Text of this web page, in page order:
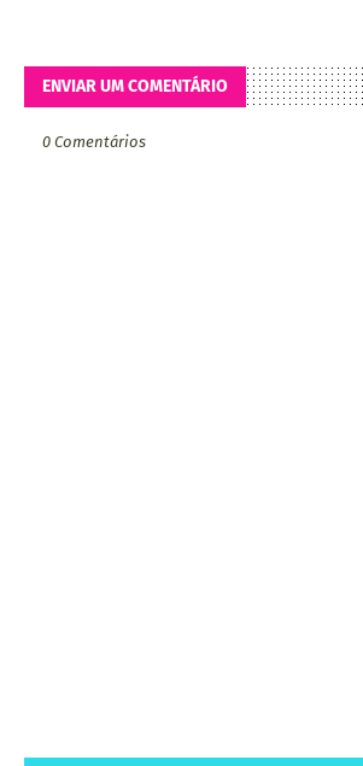
ENVIAR UM COMENTÁRIO
0 Comentários